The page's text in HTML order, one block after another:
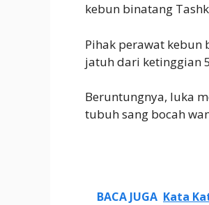
kebun binatang
Pihak perawat
jatuh dari ketinggian
Beruntungnya, luka
tubuh sang bocah
BACA JUGA Kata